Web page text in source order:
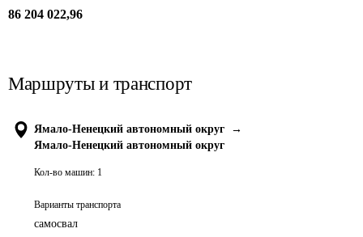
86 204 022,96
Маршруты и транспорт
Ямало-Ненецкий автономный округ
→
Ямало-Ненецкий автономный округ
Кол-во машин: 1
Варианты транспорта
самосвал